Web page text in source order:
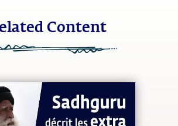
Content